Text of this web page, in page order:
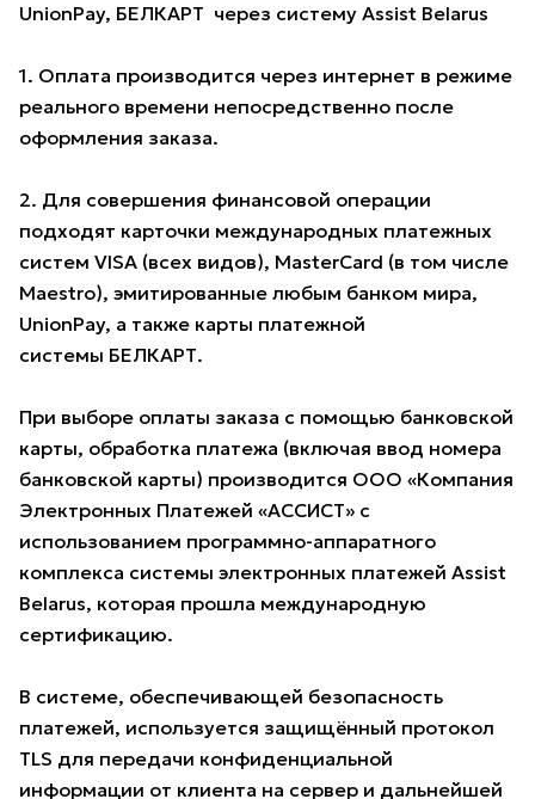
UnionPay, БЕЛКАРТ через систему Assist Belarus
1. Оплата производится через интернет в режиме
реального времени непосредственно после
оформления заказа.
2. Для совершения финансовой операции
подходят карточки международных платежных
систем VISA (всех видов), MasterCard (в том числе
Maestro), эмитированные любым банком мира,
UnionPay, а также карты платежной
системы БЕЛКАРТ.
При выборе оплаты заказа с помощью банковской
карты, обработка платежа (включая ввод номера
банковской карты) производится ООО «Компания
Электронных Платежей «АССИСТ» с
использованием программно-аппаратного
комплекса системы электронных платежей Assist
Belarus, которая прошла международную
сертификацию.
В системе, обеспечивающей безопасность
платежей, используется защищённый протокол
TLS для передачи конфиденциальной
информации от клиента на сервер и дальнейшей